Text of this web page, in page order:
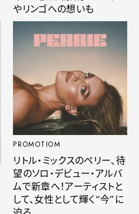
やリンゴへの想いも
PROMOTIOM
リトル・ミックスのペリー、待
望のソロ・デビュー・アルバ
ムで新章へ！アーティストと
して、女性として輝く“今”に